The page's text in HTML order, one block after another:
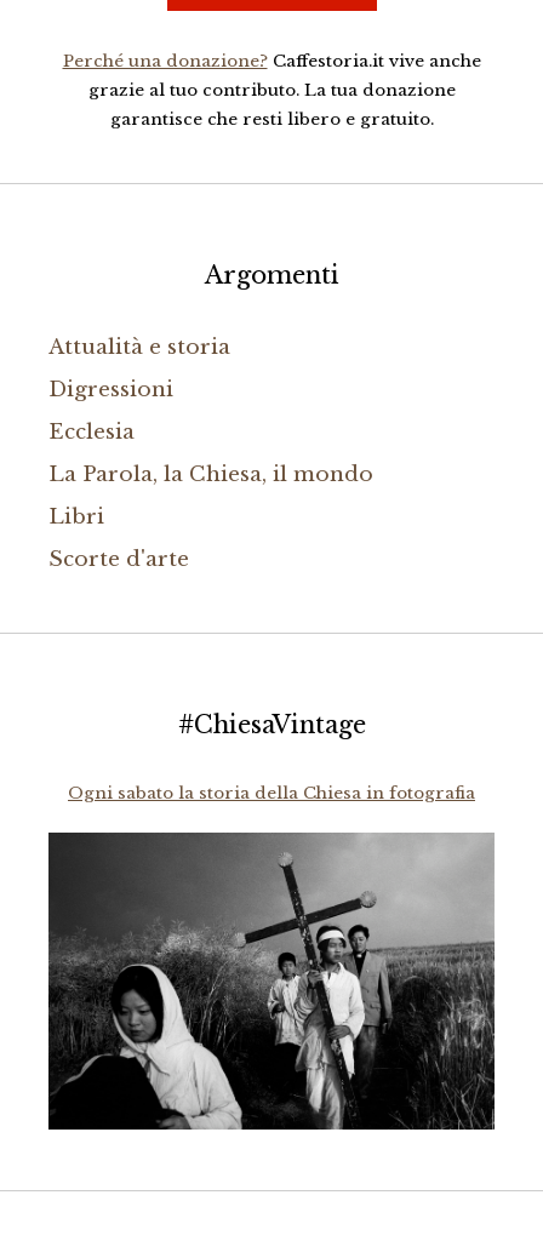
Perché una donazione?Caffestoria.it vive anche
grazie al tuo contributo. La tua donazione
garantisce che resti libero e gratuito.
Argomenti
Attualità e storia
Digressioni
Ecclesia
La Parola, la Chiesa, il mondo
Libri
Scorte d'arte
#ChiesaVintage
Ogni sabato la storia della Chiesa in fotografia